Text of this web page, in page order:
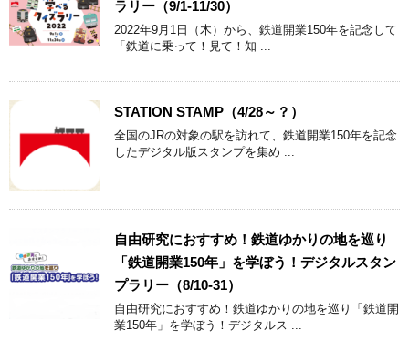
ラリー（9/1-11/30）
2022年9月1日（木）から、鉄道開業150年を記念して
「鉄道に乗って！見て！知 ...
STATION STAMP（4/28～？）
全国のJRの対象の駅を訪れて、鉄道開業150年を記念
したデジタル版スタンプを集め ...
自由研究におすすめ！鉄道ゆかりの地を巡り
「鉄道開業150年」を学ぼう！デジタルスタン
プラリー（8/10-31）
自由研究におすすめ！鉄道ゆかりの地を巡り「鉄道開
業150年」を学ぼう！デジタルス ...